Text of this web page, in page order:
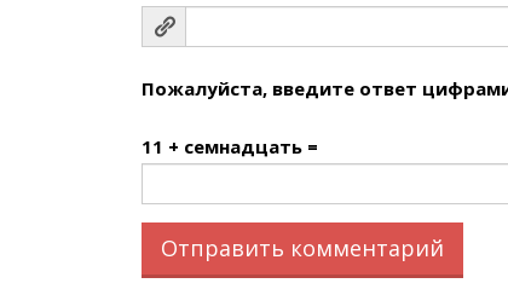
Пожалуйста, введите ответ
11 + семнадцать =